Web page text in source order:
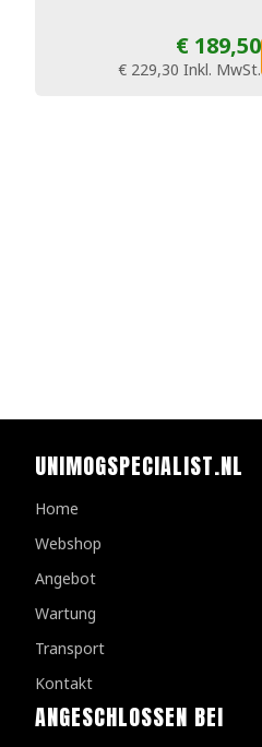
€ 189,50
€ 229,30 Inkl. MwSt.
UNIMOGSPECIALIST.NL
Home
Webshop
Angebot
Wartung
Transport
Kontakt
ANGESCHLOSSEN BEI